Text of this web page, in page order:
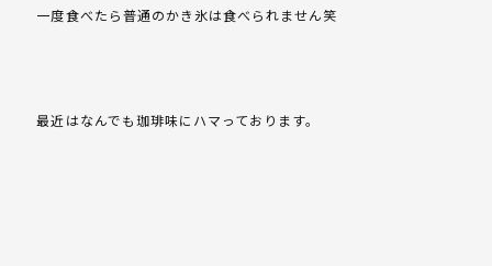
一度食べたら普通のかき氷は食べられません笑
最近はなんでも珈琲味にハマっております。